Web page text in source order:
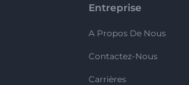
Entreprise
A Propos De Nous
Contactez-Nous
Carrières